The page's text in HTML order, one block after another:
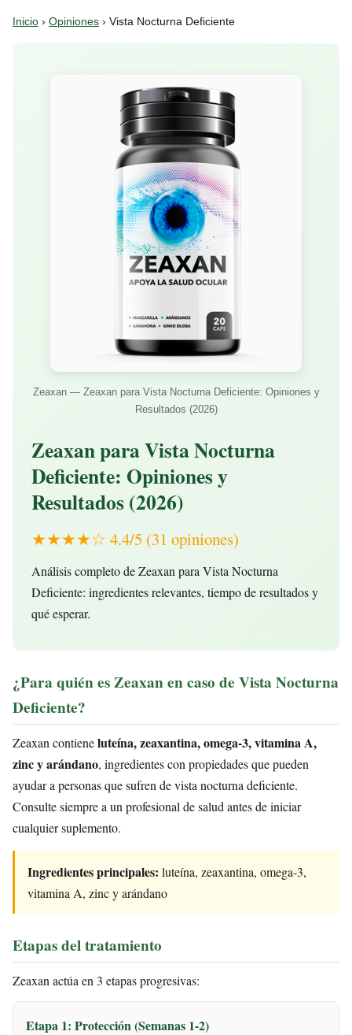
Inicio › Opiniones › Vista Nocturna Deficiente
Zeaxan — Zeaxan para Vista Nocturna Deficiente: Opiniones y
Resultados (2026)
Zeaxan para Vista Nocturna
Deficiente: Opiniones y
Resultados (2026)
★★★★☆ 4.4/5 (31 opiniones)
Análisis completo de Zeaxan para Vista Nocturna
Deficiente: ingredientes relevantes, tiempo de resultados y
qué esperar.
¿Para quién es Zeaxan en caso de Vista Nocturna
Deficiente?
Zeaxan contieneluteína, zeaxantina, omega-3, vitamina A,
zinc y arándano, ingredientes con propiedades que pueden
ayudar a personas que sufren de vista nocturna deficiente.
Consulte siempre a un profesional de salud antes de iniciar
cualquier suplemento.
Ingredientes principales: luteína, zeaxantina, omega-3,
vitamina A, zinc y arándano
Etapas del tratamiento
Zeaxan actúa en 3 etapas progresivas:
Etapa 1: Protección (Semanas 1-2)